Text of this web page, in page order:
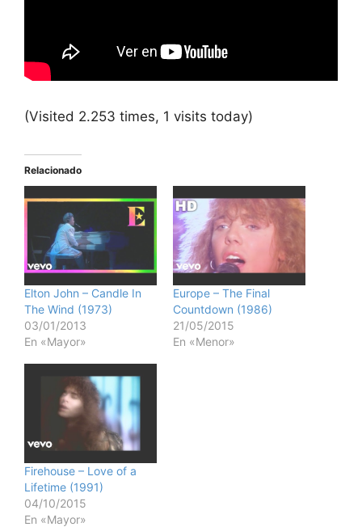
(Visited 2.253 times, 1 visits today)
Relacionado
Elton John – Candle In
The Wind (1973)
03/01/2013
En «Mayor»
Europe – The Final
Countdown (1986)
21/05/2015
En «Menor»
Firehouse – Love of a
Lifetime (1991)
04/10/2015
En «Mayor»